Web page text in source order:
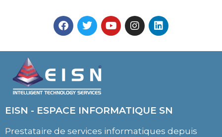
EISN - ESPACE INFORMATIQUE SN
Prestataire de services informatiques depuis